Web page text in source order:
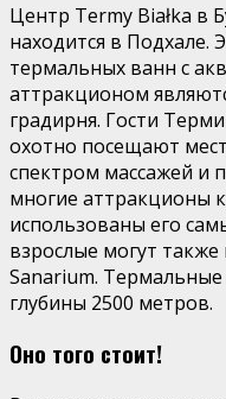
Центр Termy Białka в
находится в Подхале.
термальных ванн с
аттракционом
градирня. Гости
охотно посещают
спектром массажей и
многие аттракционы
использованы его
взрослые могут
Sanarium. Термальные
глубины 2500 метров.
Оно того стоит!